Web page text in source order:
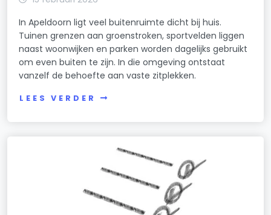
In Apeldoorn ligt veel buitenruimte dicht bij huis.
Tuinen grenzen aan groenstroken, sportvelden liggen
naast woonwijken en parken worden dagelijks gebruikt
om even buiten te zijn. In die omgeving ontstaat
vanzelf de behoefte aan vaste zitplekken.
LEES VERDER